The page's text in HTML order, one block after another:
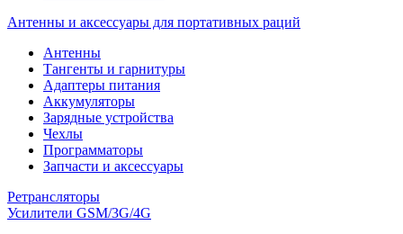
Антенны и аксессуары для портативных раций
Антенны
Тангенты и гарнитуры
Адаптеры питания
Аккумуляторы
Зарядные устройства
Чехлы
Программаторы
Запчасти и аксессуары
Ретрансляторы
Усилители GSM/3G/4G